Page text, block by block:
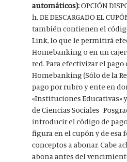
automáticos):OPCIÓN
h. DE DESCARGADO EL
también contienen el
Link, lo que le permitirá
Homebanking o en un
red. Para efectivizar el pago
Homebanking (Sólo de la
pago por rubro y ente en
«Instituciones Educativas»
de Ciencias Sociales-
introducir el código de
figura en el cupón y de esa
conceptos a abonar. Cabe
abona antes del